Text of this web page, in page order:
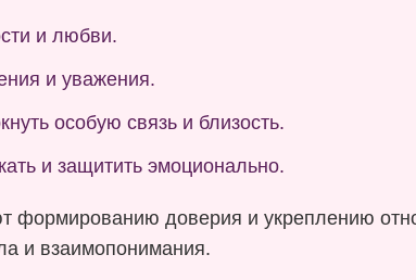
и любви.
и уважения.
особую связь и близость.
и защитить эмоционально.
формированию доверия и укреплению
и взаимопонимания.